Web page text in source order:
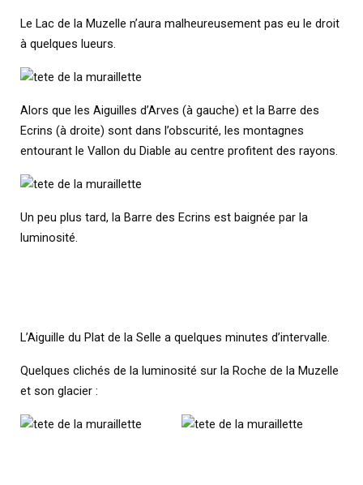
Le Lac de la Muzelle n’aura malheureusement pas eu le droit
à quelques lueurs.
Alors que les Aiguilles d’Arves (à gauche) et la Barre des
Ecrins (à droite) sont dans l’obscurité, les montagnes
entourant le Vallon du Diable au centre profitent des rayons.
Un peu plus tard, la Barre des Ecrins est baignée par la
luminosité.
L’Aiguille du Plat de la Selle a quelques minutes d’intervalle.
Quelques clichés de la luminosité sur la Roche de la Muzelle
et son glacier :